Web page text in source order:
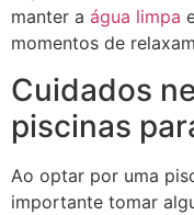
manter a água limpa
momentos de
Cuidados
piscinas
Ao optar por uma
importante tomar